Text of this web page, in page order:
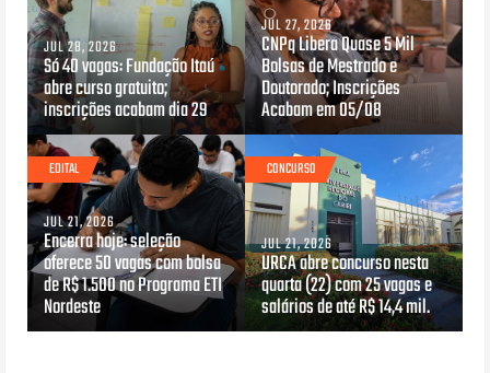
JUL 28, 2026
Só 40 vagas: Fundação Itaú
abre curso gratuito;
inscrições acabam dia 29
JUL 27, 2026
CNPq Libera Quase 5 Mil
Bolsas de Mestrado e
Doutorado; Inscrições
Acabam em 05/08
EDITAL
JUL 21, 2026
Encerra hoje: seleção
oferece 50 vagas com bolsa
de R$ 1.500 no Programa ETI
Nordeste
CONCURSO
JUL 21, 2026
URCA abre concurso nesta
quarta (22) com 25 vagas e
salários de até R$ 14,4 mil.